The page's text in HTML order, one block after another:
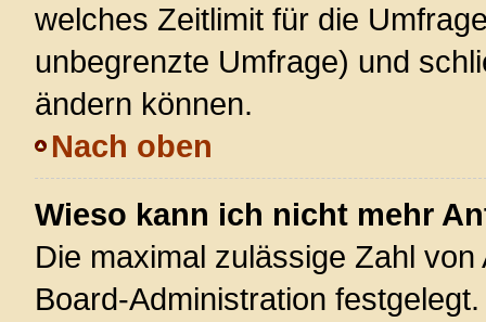
welches Zeitlimit für die
unbegrenzte Umfrage) und
ändern können.
Nach oben
Wieso kann ich nicht mehr
Die maximal zulässige Zahl
Board-Administration